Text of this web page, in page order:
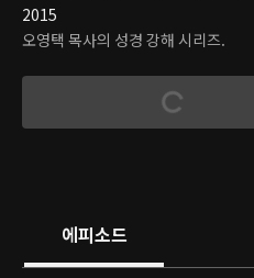
2015
오영택 목사의 성경 강해 시리즈.
에피소드